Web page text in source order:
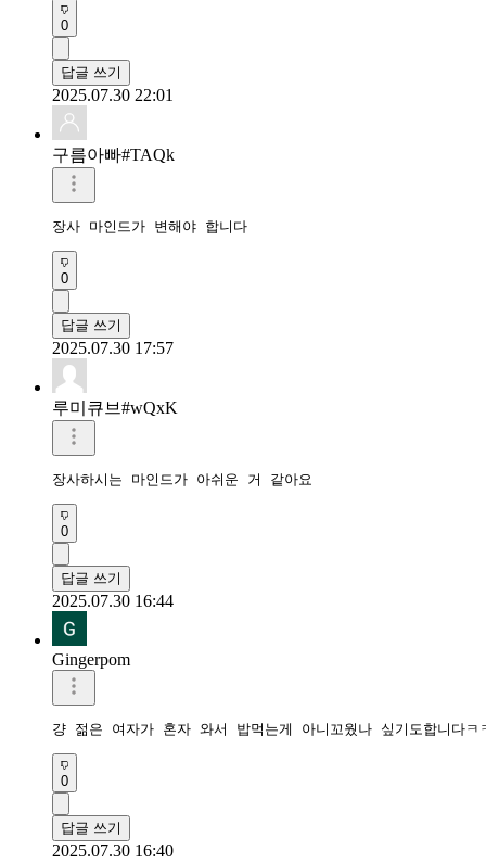
0
답글 쓰기
2025.07.30 22:01
구름아빠#TAQk
장사 마인드가 변해야 합니다
0
답글 쓰기
2025.07.30 17:57
루미큐브#wQxK
장사하시는 마인드가 아쉬운 거 같아요
0
답글 쓰기
2025.07.30 16:44
Gingerpom
걍 젊은 여자가 혼자 와서 밥먹는게 아니꼬웠나 싶기도합니다
0
답글 쓰기
2025.07.30 16:40